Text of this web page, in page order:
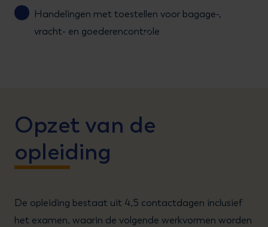
Handelingen met toestellen voor bagage-,
vracht- en goederencontrole
Opzet van de
opleiding
De opleiding bestaat uit 4,5 contactdagen inclusief
het examen, waarin de volgende werkvormen worden